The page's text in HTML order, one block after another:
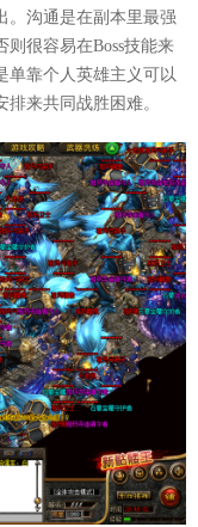
。沟通是在副本里最强
很容易在Boss技能来
单靠个人英雄主义可以
来共同战胜困难。